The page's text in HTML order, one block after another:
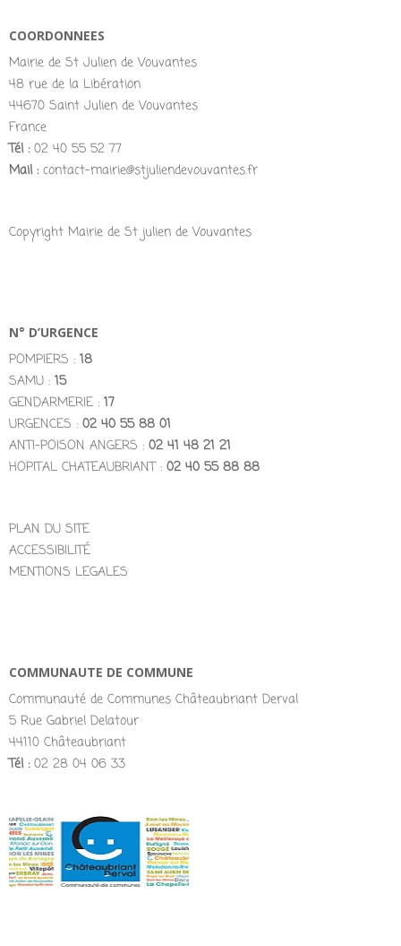
COORDONNEES
Mairie de St Julien de Vouvantes
48 rue de la Libération
44670 Saint Julien de Vouvantes
France
Tél :02 40 55 52 77
Mail :contact-mairie@stjuliendevouvantes.fr
Copyright Mairie de St julien de Vouvantes
N° D’URGENCE
POMPIERS : 18
SAMU : 15
GENDARMERIE : 17
URGENCES : 02 40 55 88 01
ANTI-POISON ANGERS : 02 41 48 21 21
HOPITAL CHATEAUBRIANT : 02 40 55 88 88
PLAN DU SITE
ACCESSIBILITÉ
MENTIONS LEGALES
COMMUNAUTE DE COMMUNE
Communauté de Communes Châteaubriant Derval
5 Rue Gabriel Delatour
44110 Châteaubriant
Tél :02 28 04 06 33